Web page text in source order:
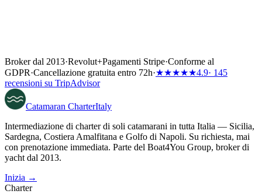
Broker dal 2013·Revolut+Pagamenti Stripe·Conforme al
GDPR·Cancellazione gratuita entro 72h·★★★★★4.9· 145
recensioni su TripAdvisor
Catamaran CharterItaly
Intermediazione di charter di soli catamarani in tutta Italia — Sicilia,
Sardegna, Costiera Amalfitana e Golfo di Napoli. Su richiesta, mai
con prenotazione immediata. Parte del Boat4You Group, broker di
yacht dal 2013.
Inizia →
Charter